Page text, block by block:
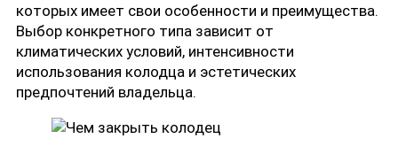
которых имеет свои особенности и преимущества.
Выбор конкретного типа зависит от
климатических условий, интенсивности
использования колодца и эстетических
предпочтений владельца.